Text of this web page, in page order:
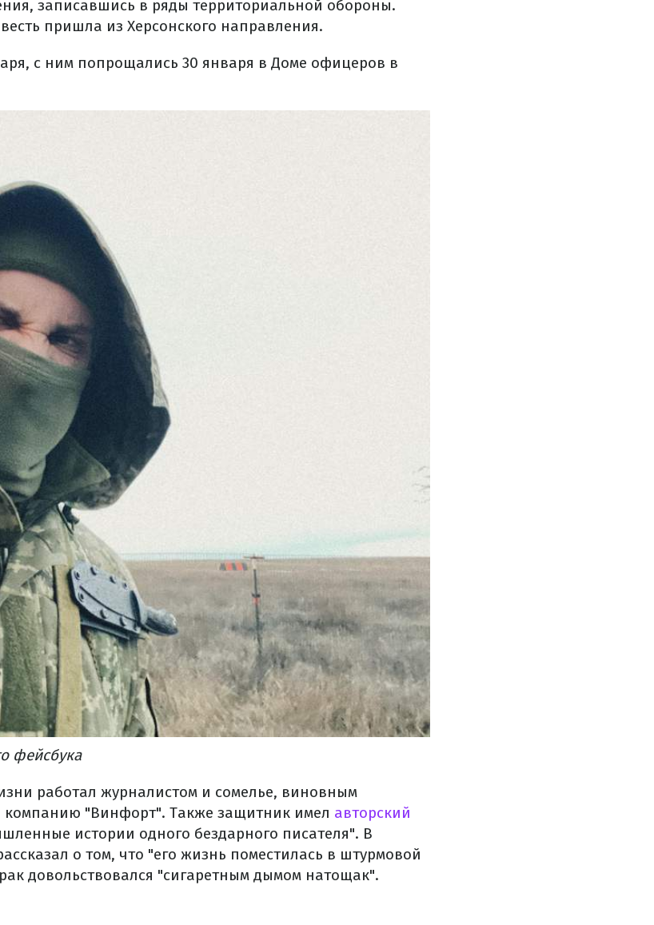
записавшись в ряды территориальной обороны.
пришла из Херсонского направления.
с ним попрощались 30 января в Доме офицеров в
фейсбука
работал журналистом и сомелье, виновным
компанию "Винфорт". Также защитник имел авторский
истории одного бездарного писателя". В
о том, что "его жизнь поместилась в штурмовой
довольствовался "сигаретным дымом натощак".